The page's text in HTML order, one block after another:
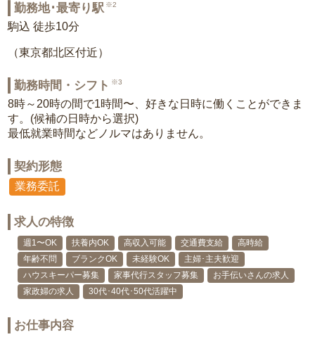
勤務地･最寄り駅 ※2
駒込 徒歩10分
（東京都北区付近）
勤務時間・シフト ※3
8時～20時の間で1時間〜、好きな日時に働くことができま
す。(候補の日時から選択)
最低就業時間などノルマはありません。
契約形態
業務委託
求人の特徴
週1〜OK 扶養内OK 高収入可能 交通費支給
高時給
年齢不問
ブランクOK 未経験OK
主婦･主夫歓迎
ハウスキーパー募集
家事代行スタッフ募集
お手伝いさんの求人
家政婦の求人
30代･40代･50代活躍中
お仕事内容